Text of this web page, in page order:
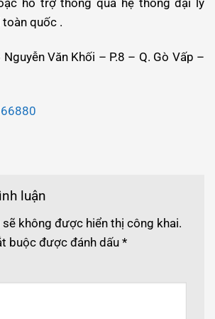
hỗ trợ thông qua hệ thống đại lý
quốc .
Văn Khối – P.8 – Q. Gò Vấp –
luận
sẽ không được hiển thị công khai.
buộc được đánh dấu *